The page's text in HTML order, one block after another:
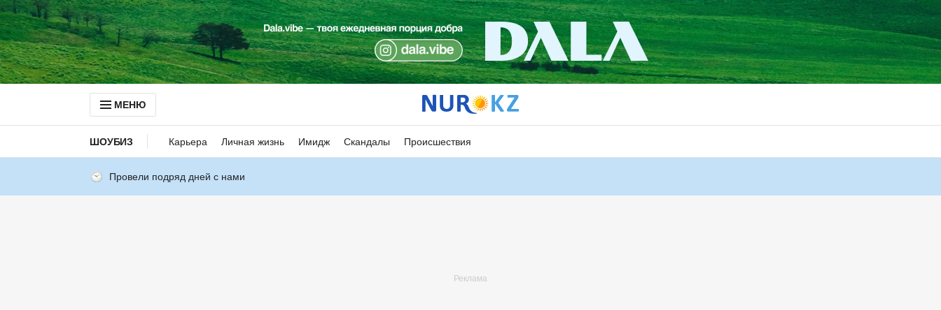
МЕНЮ
ШОУБИЗ Карьера Личная жизнь Имидж Скандалы Происшествия
Провели подряд дней с нами